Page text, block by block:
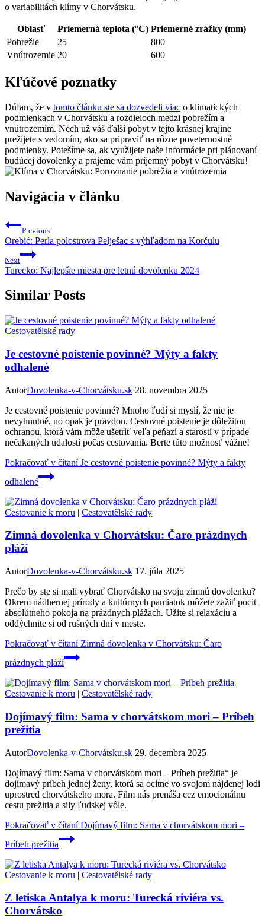
o variabilitách klímy v Chorvátsku.
Oblasť Priemerná teplota (°C) Priemerné zrážky (mm)
Pobrežie
25
800
Vnútrozemie 20 600
Kľúčové poznatky
Dúfam, že v tomto článku ste sa dozvedeli viac o klimatických
podmienkach v Chorvátsku a rozdieloch medzi pobrežím a
vnútrozemím. Nech už váš ďalší pobyt v tejto krásnej krajine
prežijete s vedomím, ako sa pripraviť na rôzne poveternostné
podmienky. Potešíme sa, ak využijete naše informácie pri plánovaní
budúcej dovolenky a prajeme vám príjemný pobyt v Chorvátsku!
Navigácia v článku
Previous
Orebić: Perla polostrova Pelješac s výhľadom na Korčulu
Next
Turecko: Najlepšie miesta pre letnú dovolenku 2024
Similar Posts
Cestovatělské rady
Je cestovné poistenie povinné? Mýty a fakty
odhalené
AutorDovolenka-v-Chorvátsku.sk 28. novembra 2025
Je cestovné poistenie povinné? Mnoho ľudí si myslí, že nie je
nevyhnutné, no opak je pravdou. Cestovné poistenie je dôležitou
ochranou, ktorá vám môže ušetriť veľa peňazí a starostí v prípade
nečakaných udalostí počas cestovania. Berte túto možnosť vážne!
Pokračovať v čítaníJe cestovné poistenie povinné? Mýty a fakty
odhalené
Cestovanie k moru | Cestovatělské rady
Zimná dovolenka v Chorvátsku: Čaro prázdnych
pláží
AutorDovolenka-v-Chorvátsku.sk 17. júla 2025
Prečo by ste si mali vybrať Chorvátsko na svoju zimnú dovolenku?
Okrem nádhernej prírody a kultúrnych pamiatok môžete zažiť pocit
absolútneho pokoja na prázdnych plážach. Užite si relaxáciu a
oddýchnite si od rušných dní v meste.
Pokračovať v čítaníZimná dovolenka v Chorvátsku: Čaro
prázdnych pláží
Cestovanie k moru | Cestovatělské rady
Dojímavý film: Sama v chorvátskom mori – Príbeh
prežitia
AutorDovolenka-v-Chorvátsku.sk 29. decembra 2025
Dojímavý film: Sama v chorvátskom mori – Príbeh prežitia“ je
dojímavý príbeh jednej ženy, ktorá sa ocitne vo svojom nájdenej lodi
uprostred chorvátskeho mora. Film nás prenáša cez emocionálnu
cestu prežitia a sily ľudskej vôle.
Pokračovať v čítaníDojímavý film: Sama v chorvátskom mori –
Príbeh prežitia
Cestovanie k moru | Cestovatělské rady
Z letiska Antalya k moru: Turecká riviéra vs.
Chorvátsko